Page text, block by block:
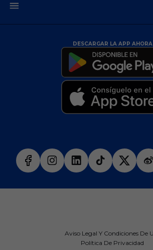
DESCARGAR LA APP AHORA
Aviso Legal Y Condiciones De
Política De Privacidad